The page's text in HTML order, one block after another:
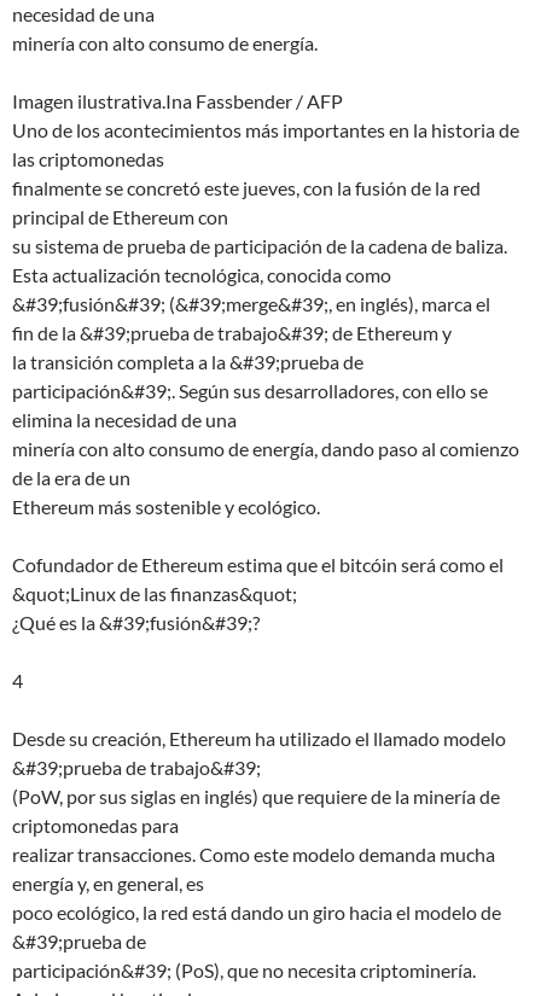
necesidad de una
minería con alto consumo de energía.
Imagen ilustrativa.Ina Fassbender / AFP
Uno de los acontecimientos más importantes en la historia de
las criptomonedas
finalmente se concretó este jueves, con la fusión de la red
principal de Ethereum con
su sistema de prueba de participación de la cadena de baliza.
Esta actualización tecnológica, conocida como
&#39;fusión&#39; (&#39;merge&#39;, en inglés), marca el
fin de la &#39;prueba de trabajo&#39; de Ethereum y
la transición completa a la &#39;prueba de
participación&#39;. Según sus desarrolladores, con ello se
elimina la necesidad de una
minería con alto consumo de energía, dando paso al comienzo
de la era de un
Ethereum más sostenible y ecológico.
Cofundador de Ethereum estima que el bitcóin será como el
&quot;Linux de las finanzas&quot;
¿Qué es la &#39;fusión&#39;?
4
Desde su creación, Ethereum ha utilizado el llamado modelo
&#39;prueba de trabajo&#39;
(PoW, por sus siglas en inglés) que requiere de la minería de
criptomonedas para
realizar transacciones. Como este modelo demanda mucha
energía y, en general, es
poco ecológico, la red está dando un giro hacia el modelo de
&#39;prueba de
participación&#39; (PoS), que no necesita criptominería.